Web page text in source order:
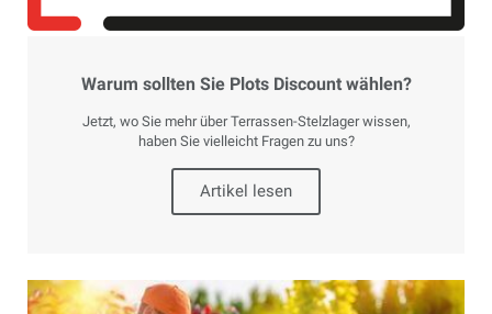
Warum sollten Sie Plots Discount wählen?
Jetzt, wo Sie mehr über Terrassen-Stelzlager wissen,
haben Sie vielleicht Fragen zu uns?
Artikel lesen